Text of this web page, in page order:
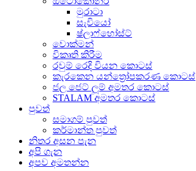
මුරාටා
සැවියෝ
ෂ්ලාෆ්හෝස්ට්
වොක්මන්
විකෘති කිරීම
රවුම් රෙදි වියන කොටස්
කැරකෙන යන්ත්‍රෝපකරණ කොටස්
ජල ජෙට් ලූම් අමතර කොටස්
STALAM අමතර කොටස්
පුවත්
සමාගම් පුවත්
කර්මාන්ත පුවත්
නිතර අසන පැන
අපි ගැන
අපව අමතන්න